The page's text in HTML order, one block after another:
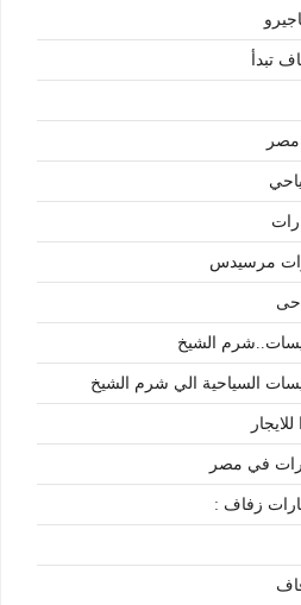
تبدأ
مصر
مرسيدس
الشيخ
السياحية الي شرم الشيخ
في مصر
زفاف :